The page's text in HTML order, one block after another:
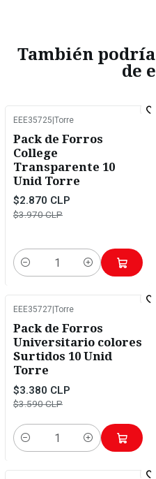
También
de
EEE35725 Torre
Pack de Forros
College
Transparente 10
Unid Torre
$2.870 CLP
$3.970 CLP
Cantidad
EEE35727 Torre
Pack de Forros
Universitario colores
Surtidos 10 Unid
Torre
$3.380 CLP
$3.590 CLP
Cantidad